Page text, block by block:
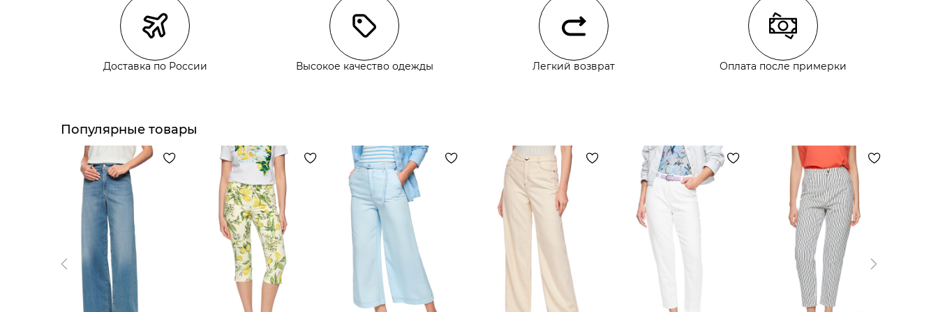
Курьерская доставка СДЭК
Самовывоз из пункта выдачи СДЭК
Самовывоз из наших магазинов
Самовывоз из пункта выдачи СДЭК
Доставка по России Высокое качество одежды Легкий возврат Оплата после примерки
Популярные товары